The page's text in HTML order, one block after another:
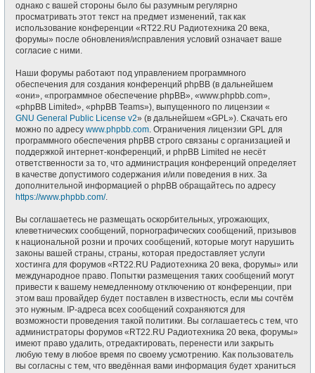
однако с вашей стороны было бы разумным регулярно
просматривать этот текст на предмет изменений, так как
использование конференции «RT22.RU Радиотехника 20 века,
форумы» после обновления/исправления условий означает ваше
согласие с ними.
Наши форумы работают под управлением программного
обеспечения для создания конференций phpBB (в дальнейшем
«они», «программное обеспечение phpBB», «www.phpbb.com»,
«phpBB Limited», «phpBB Teams»), выпущенного по лицензии «
GNU General Public License v2» (в дальнейшем «GPL»). Скачать его
можно по адресу www.phpbb.com. Ограничения лицензии GPL для
программного обеспечения phpBB строго связаны с организацией и
поддержкой интернет-конференций, и phpBB Limited не несёт
ответственности за то, что администрация конференций определяет
в качестве допустимого содержания и/или поведения в них. За
дополнительной информацией о phpBB обращайтесь по адресу
https://www.phpbb.com/.
Вы соглашаетесь не размещать оскорбительных, угрожающих,
клеветнических сообщений, порнографических сообщений, призывов
к национальной розни и прочих сообщений, которые могут нарушить
законы вашей страны, страны, которая предоставляет услуги
хостинга для форумов «RT22.RU Радиотехника 20 века, форумы» или
международное право. Попытки размещения таких сообщений могут
привести к вашему немедленному отключению от конференции, при
этом ваш провайдер будет поставлен в известность, если мы сочтём
это нужным. IP-адреса всех сообщений сохраняются для
возможности проведения такой политики. Вы соглашаетесь с тем, что
администраторы форумов «RT22.RU Радиотехника 20 века, форумы»
имеют право удалить, отредактировать, перенести или закрыть
любую тему в любое время по своему усмотрению. Как пользователь
вы согласны с тем, что введённая вами информация будет храниться